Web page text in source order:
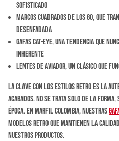
sofisticado
Marcos cuadrados de los 80, que
desenfadada
Gafas cat-eye, una tendencia que
inherente
Lentes de aviador, un clásico que
La clave con los estilos retro es la
acabados. No se trata solo de la
época. En Marfil Colombia, nuestras
modelos retro que mantienen la
nuestros productos.